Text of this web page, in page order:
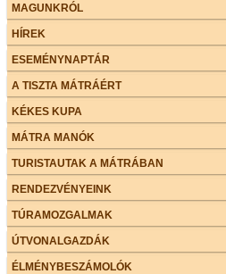
MAGUNKRÓL
HÍREK
ESEMÉNYNAPTÁR
A TISZTA MÁTRÁÉRT
KÉKES KUPA
MÁTRA MANÓK
TURISTAUTAK A MÁTRÁBAN
RENDEZVÉNYEINK
TÚRAMOZGALMAK
ÚTVONALGAZDÁK
ÉLMÉNYBESZÁMOLÓK